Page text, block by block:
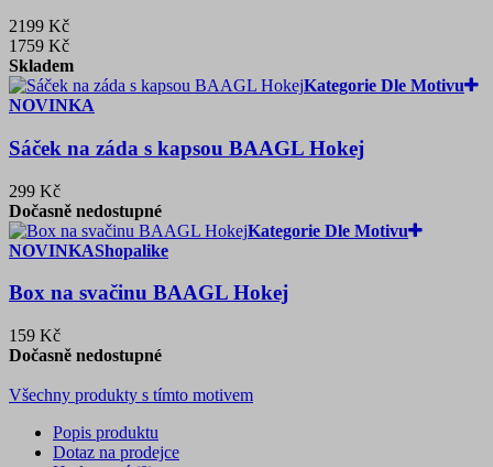
2199 Kč
1759 Kč
Skladem
Kategorie Dle Motivu
NOVINKA
Sáček na záda s kapsou BAAGL Hokej
299 Kč
Dočasně nedostupné
Kategorie Dle Motivu
NOVINKAShopalike
Box na svačinu BAAGL Hokej
159 Kč
Dočasně nedostupné
Všechny produkty s tímto motivem
Popis produktu
Dotaz na prodejce